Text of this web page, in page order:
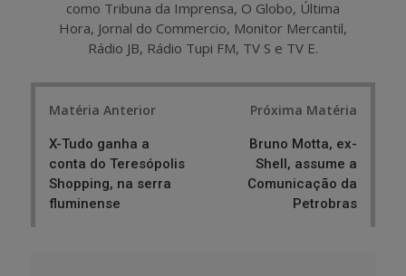
como Tribuna da Imprensa, O Globo, Última
Hora, Jornal do Commercio, Monitor Mercantil,
Rádio JB, Rádio Tupi FM, TV S e TV E.
Matéria Anterior
X-Tudo ganha a
conta do Teresópolis
Shopping, na serra
fluminense
Próxima Matéria
Bruno Motta, ex-
Shell, assume a
Comunicação da
Petrobras